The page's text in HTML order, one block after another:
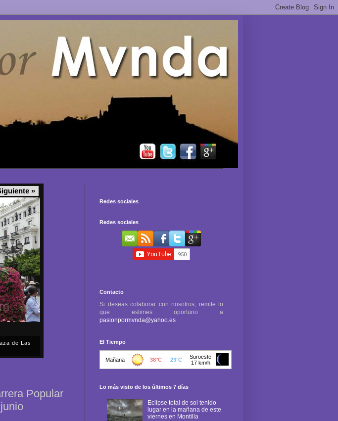
»
de Las
Popular
Redes sociales
Redes sociales
Contacto
Si deseas colaborar con nosotros, remite lo
que estimes oportuno a
pasionpormvnda@yahoo.es
El Tiempo
Lo más visto de los últimos 7 días
Eclipse total de sol tenido
lugar en la mañana de este
viernes en Montilla